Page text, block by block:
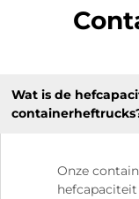
Wat is de
Onze